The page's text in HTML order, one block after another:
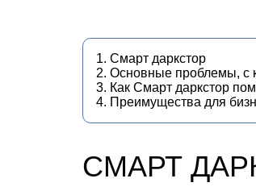
1. Смарт даркстор
2. Основные проблемы, с
3. Как Смарт даркстор
4. Преимущества для
СМАРТ